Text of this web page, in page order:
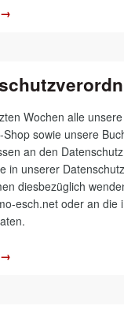
→
Wochen alle
sowie unsere
an den
in unserer
diesbezüglich
esch.net oder an die
→